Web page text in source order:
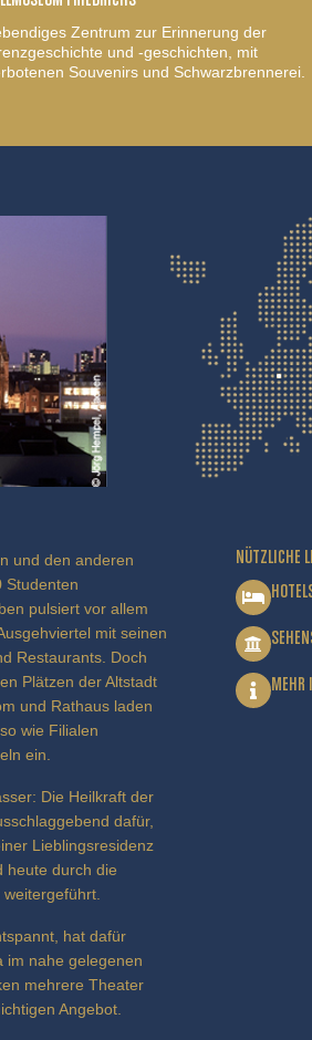
Zentrum zur Erinnerung der
und -geschichten, mit
Souvenirs und Schwarzbrennerei.
und den anderen
Studenten
pulsiert vor allem
mit seinen
Restaurants. Doch
Plätzen der Altstadt
und Rathaus laden
wie Filialen
ein.
Die Heilkraft der
dafür,
Lieblingsresidenz
heute durch die
hat dafür
im nahe gelegenen
mehrere Theater
Angebot.
NÜTZLICHE
MEHR